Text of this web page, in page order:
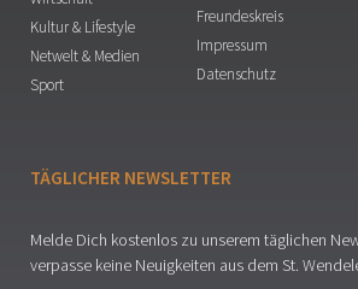
Kultur & Lifestyle
Netwelt & Medien
Sport
Freundeskreis
Impressum
Datenschutz
TÄGLICHER NEWSLETTER
Melde Dich kostenlos zu unserem täglichen
verpasse keine Neuigkeiten aus dem St.